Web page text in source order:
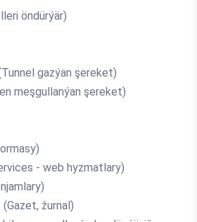
öndürýär)
gazýan şereket)
meşgullanýan şereket)
- web hyzmatlary)
žurnal)